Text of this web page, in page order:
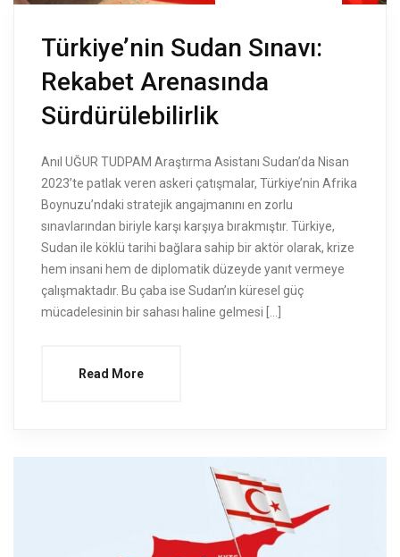
Türkiye’nin Sudan Sınavı:
Rekabet Arenasında
Sürdürülebilirlik
Anıl UĞUR TUDPAM Araştırma Asistanı Sudan’da Nisan
2023’te patlak veren askeri çatışmalar, Türkiye’nin Afrika
Boynuzu’ndaki stratejik angajmanını en zorlu
sınavlarından biriyle karşı karşıya bırakmıştır. Türkiye,
Sudan ile köklü tarihi bağlara sahip bir aktör olarak, krize
hem insani hem de diplomatik düzeyde yanıt vermeye
çalışmaktadır. Bu çaba ise Sudan’ın küresel güç
mücadelesinin bir sahası haline gelmesi […]
Read More